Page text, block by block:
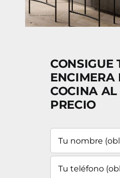
BLOG
CONSIGUE
ENCIMERA
COCINA AL
PRECIO